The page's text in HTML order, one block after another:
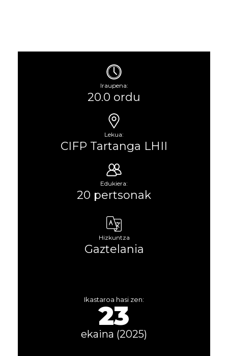
Iraupena:
20.0 ordu
Lekua:
CIFP Tartanga LHII
Edukiera:
20 pertsonak
Hizkuntza
Gaztelania
Ikastaroa hasi zen:
23
ekaina (2025)